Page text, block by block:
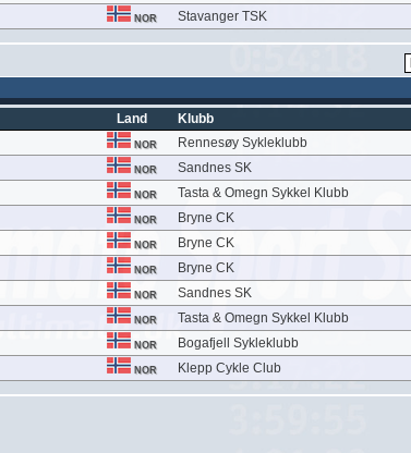
NOR Stavanger TSK
Land Klubb
NOR Rennesøy Sykleklubb
NOR Sandnes SK
NOR Tasta & Omegn Sykkel Klubb
NOR Bryne CK
NOR Bryne CK
NOR Bryne CK
NOR Sandnes SK
NOR Tasta & Omegn Sykkel Klubb
NOR Bogafjell Sykleklubb
NOR Klepp Cykle Club